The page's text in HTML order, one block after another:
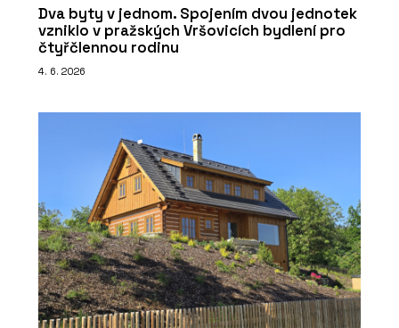
Dva byty v jednom. Spojením dvou jednotek
vzniklo v pražských Vršovicích bydlení pro
čtyřčlennou rodinu
4. 6. 2026